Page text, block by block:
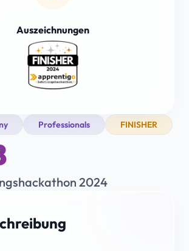
Auszeichnungen
Professionals FINISHER
2024